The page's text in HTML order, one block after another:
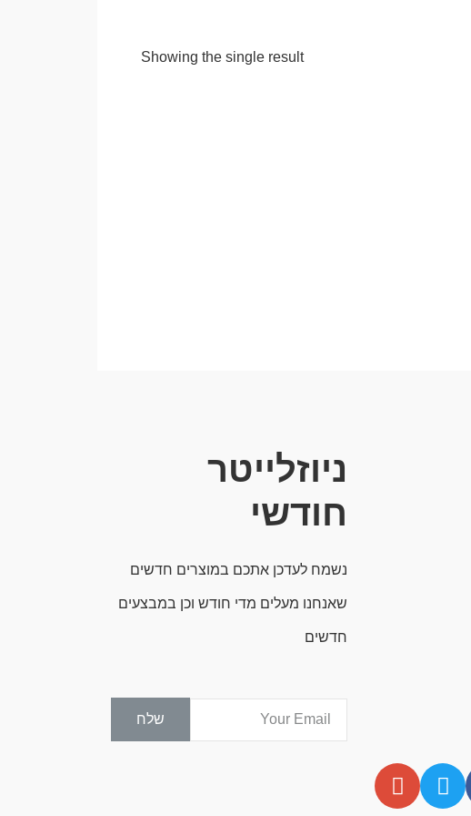
Showing the single result
ניוזלייטר
חודשי
נשמח לעדכן אתכם במוצרים חדשים
שאנחנו מעלים מדי חודש וכן במבצעים
חדשים
Email שלח
T
w
G
o